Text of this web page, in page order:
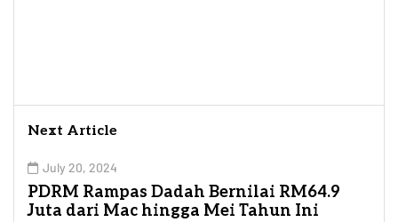
Next Article
July 20, 2024
PDRM Rampas Dadah Bernilai RM64.9
Juta dari Mac hingga Mei Tahun Ini